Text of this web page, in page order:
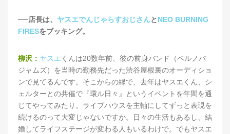
──店長は、 ヤスエでんじゃらすおじさんとNEO BURNING
FIRESをブッキング。
柳沢： ヤスエ くんは20数年前、彼の前身バンド（ベルノバ
ジャムズ）を当時の勤務先だった渋谷屋根裏のオーディショ
ンで見てるんです。そこからの縁で、去年はヤスエくん、シ
ェルターとの共催で『環ル日々』というイベントを年間を通
じてやってみたり。ライブハウスを主軸にしてずっと表現を
続けるのって大変じゃないですか。日々の生活もあるし、結
婚してライフステージが変わる人もいるわけで。でもヤスエ